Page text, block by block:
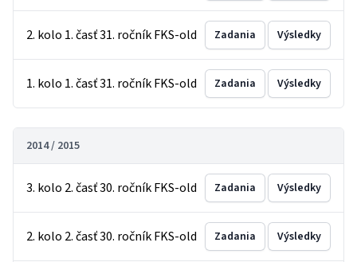
2. kolo 1. časť 31. ročník FKS-old Zadania Výsledky
1. kolo 1. časť 31. ročník FKS-old Zadania Výsledky
2014 / 2015
3. kolo 2. časť 30. ročník FKS-old Zadania Výsledky
2. kolo 2. časť 30. ročník FKS-old Zadania Výsledky